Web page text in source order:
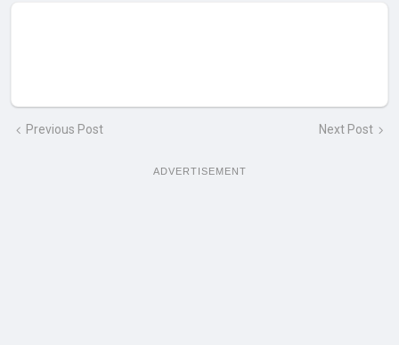
Previous Post Next Post
ADVERTISEMENT